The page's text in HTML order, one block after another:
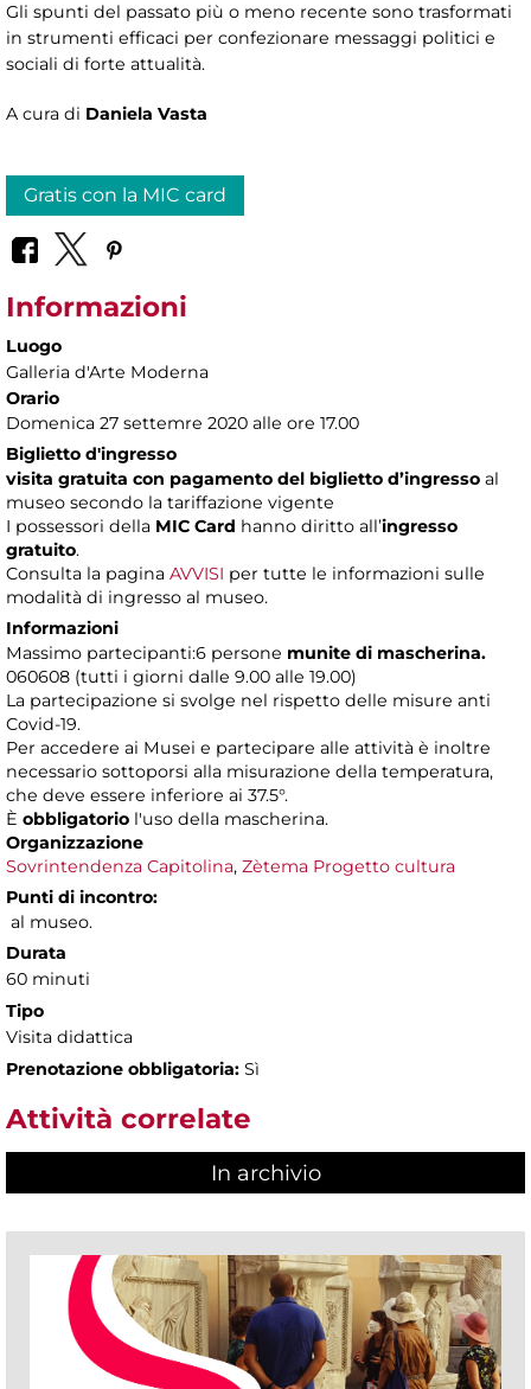
Gli spunti del passato più o meno recente sono trasformati
in strumenti efficaci per confezionare messaggi politici e
sociali di forte attualità.
A cura di Daniela Vasta
Gratis con la MIC card
Informazioni
Luogo
Galleria d'Arte Moderna
Orario
Domenica 27 settemre 2020 alle ore 17.00
Biglietto d'ingresso
visita gratuita con pagamento del biglietto d’ingresso al
museo secondo la tariffazione vigente
I possessori della MIC Card hanno diritto all’ingresso
gratuito.
Consulta la pagina AVVISI per tutte le informazioni sulle
modalità di ingresso al museo.
Informazioni
Massimo partecipanti:6 persone munite di mascherina.
060608 (tutti i giorni dalle 9.00 alle 19.00)
La partecipazione si svolge nel rispetto delle misure anti
Covid-19.
Per accedere ai Musei e partecipare alle attività è inoltre
necessario sottoporsi alla misurazione della temperatura,
che deve essere inferiore ai 37.5°.
È obbligatorio l'uso della mascherina.
Organizzazione
Sovrintendenza Capitolina, Zètema Progetto cultura
Punti di incontro:
al museo.
Durata
60 minuti
Tipo
Visita didattica
Prenotazione obbligatoria: Sì
Attività correlate
In archivio